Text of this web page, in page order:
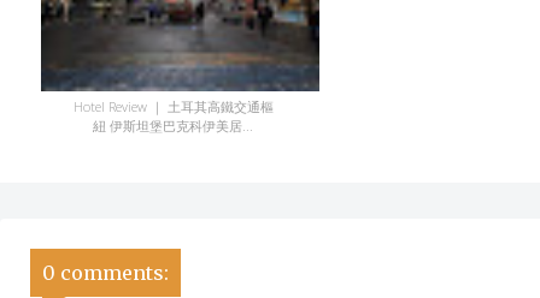
Hotel Review ｜ 土耳其高鐵交通樞
紐 伊斯坦堡巴克科伊美居...
0 comments: